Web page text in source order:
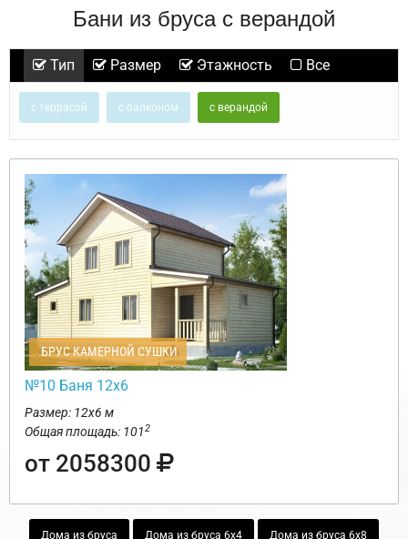
Бани из бруса с верандой
Тип Размер Этажность Все
с террасой с балконом с верандой
БРУС КАМЕРНОЙ СУШКИ
№10 Баня 12х6
Размер: 12х6 м
Общая площадь: 1012
от 2058300
Дома из бруса Дома из бруса 6х4 Дома из бруса 6х8